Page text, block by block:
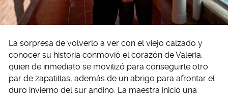
La sorpresa de volverlo a ver con el viejo calzado y
conocer su historia conmovió el corazón de Valeria,
quien de inmediato se movilizó para conseguirle otro
par de zapatillas, además de un abrigo para afrontar el
duro invierno del sur andino. La maestra inició una